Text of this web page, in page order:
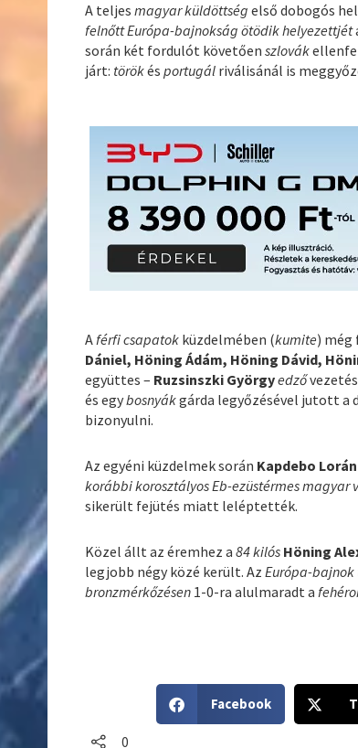
A teljes magyar küldöttség első dobogós
felnőtt Európa-bajnokság ötödik helyezettjét
során két fordulót követőenszlovák
járt: törökésportugál riválisánál is
Aférfi csapatok küzdelmében (kumite) még
Dániel, Höning Ádám, Höning Dávid,
együttes – Ruzsinszki Györgyedző
és egybosnyákgárda legyőzésével jutott a
bizonyulni.
Az egyéni küzdelmek során Kapdebo
korábbi korosztályos Eb-ezüstérmes magyar
sikerült fejütés miatt leléptették.
Közel állt az éremhez a84 kilós Höning
legjobb négy közé került. AzEurópa-bajnok
bronzmérkőzésen 1-0-ra alulmaradt a
h
Facebook
h
0